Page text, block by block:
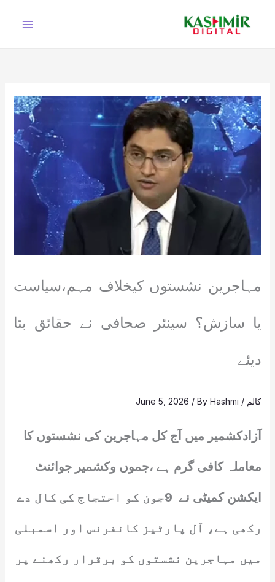
مہاجرین نشستوں کیخلاف مہم،سیاست
یا سازش؟ سینئر صحافی نے حقائق بتا
دیئے
کالم /
June 5, 2026 / ByHashmi
آزادکشمیر میں آج کل مہاجرین کی نشستوں کا
معاملہ کافی گرم ہے ،جموں وکشمیر جوائنٹ
ایکشن کمیٹی نے 9جون کو احتجاج کی کال دے
رکھی ہے، آل پارٹیز کانفرنس اور اسمبلی
میں مہاجرین نشستوں کو برقرار رکھنے پر